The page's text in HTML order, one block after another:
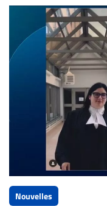
Nouvelles